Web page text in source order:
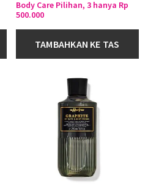
Body Care Pilihan, 3 hanya Rp
500.000
TAMBAHKAN KE TAS